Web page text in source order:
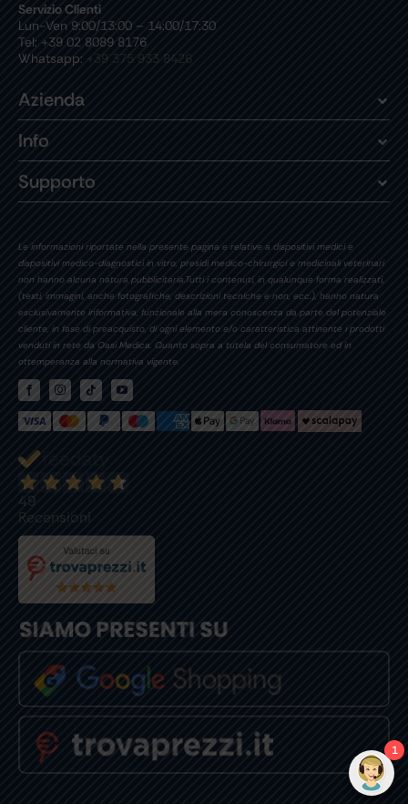
Servizio Clienti
Lun-Ven 9:00/13:00 – 14:00/17:30
Tel: +39 02 8089 8176
Whatsapp: +39 375 933 8426
Azienda
Info
Supporto
Le informazioni riportate nella presente pagina e relative a dispositivi medici e
dispositivi medico-diagnostici in vitro, presidi medico-chirurgici e medicinali veterinari
non hanno alcuna natura pubblicitaria.Tutti i contenuti, in qualunque forma realizzati,
(testi, immagini, anche fotografiche, descrizioni tecniche e non, ecc.), hanno natura
esclusivamente informativa, funzionale alla mera conoscenza da parte del potenziale
cliente, in fase di preacquisto, di ogni elemento e/o caratteristica attinente i prodotti
venduti in rete da Oasi Medica. Quanto sopra a tutela del consumatore ed in
ottemperanza alla normativa vigente.
49
Recensioni
1